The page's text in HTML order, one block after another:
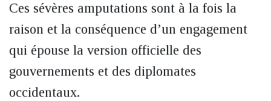
Ces sévères amputations sont à la fois la
raison et la conséquence d’un engagement
qui épouse la version officielle des
gouvernements et des diplomates
occidentaux.